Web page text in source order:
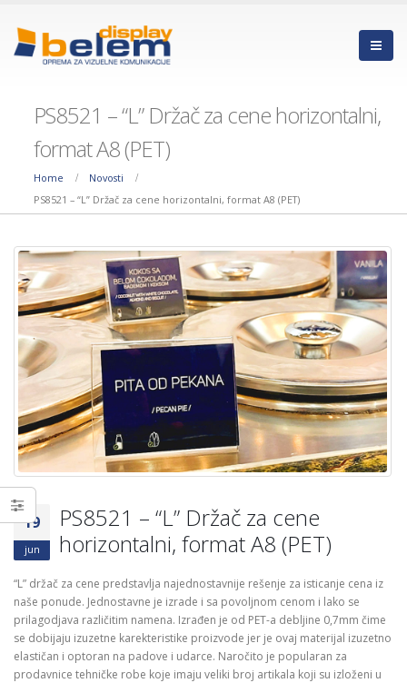
PS8521 – “L” Držač za cene horizontalni,
format A8 (PET)
Home
Novosti
PS8521 – “L” Držač za cene horizontalni, format A8 (PET)
19
jun
PS8521 – “L” Držač za cene
horizontalni, format A8 (PET)
“L” držač za cene predstavlja najednostavnije rešenje za isticanje cena iz
naše ponude. Jednostavne je izrade i sa povoljnom cenom i lako se
prilagodjava različitim namena. Izrađen je od PET-a debljine 0,7mm čime
se dobijaju izuzetne karekteristike proizvode jer je ovaj materijal izuzetno
elastičan i optoran na padove i udarce. Naročito je popularan za
prodavnice tehničke robe koje imaju veliki broj artikala koji su izloženi u
RKLS610812 – KNJIGA
LISTAČ SA PLASTIČNIM
ORGANIZACIJA DOKUMENATA NA
JEDNOM MJESTU
01/07/2026
WINDMASTER SA
PUNJIVOM BAZOM –
idealno rješenje za
vanjsko oglašavanje u svim
vremenskim uslovima
18/06/2026
KP – VEĆA SIGURNOST UZ
04/06/2026
20/05/2026
STUB BARIJERA SA
TRAKOM ZA
– hromiran
23/04/2026
KLIRITNE KUTIJE ZA
DONACIJE,GLASANJE
ANKETE
03/04/2026